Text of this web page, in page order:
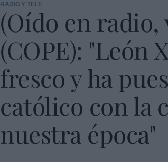
RADIO Y TELE
(Oído en
(COPE): "León
fresco y ha
católico con la
nuestra época"